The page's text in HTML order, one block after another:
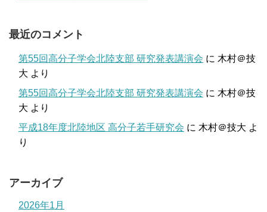
最近のコメント
第55回高分子学会北陸支部 研究発表講演会 に 木村＠技
大 より
第55回高分子学会北陸支部 研究発表講演会 に 木村＠技
大 より
平成18年度北陸地区 高分子若手研究会 に 木村＠技大 よ
り
アーカイブ
2026年1月